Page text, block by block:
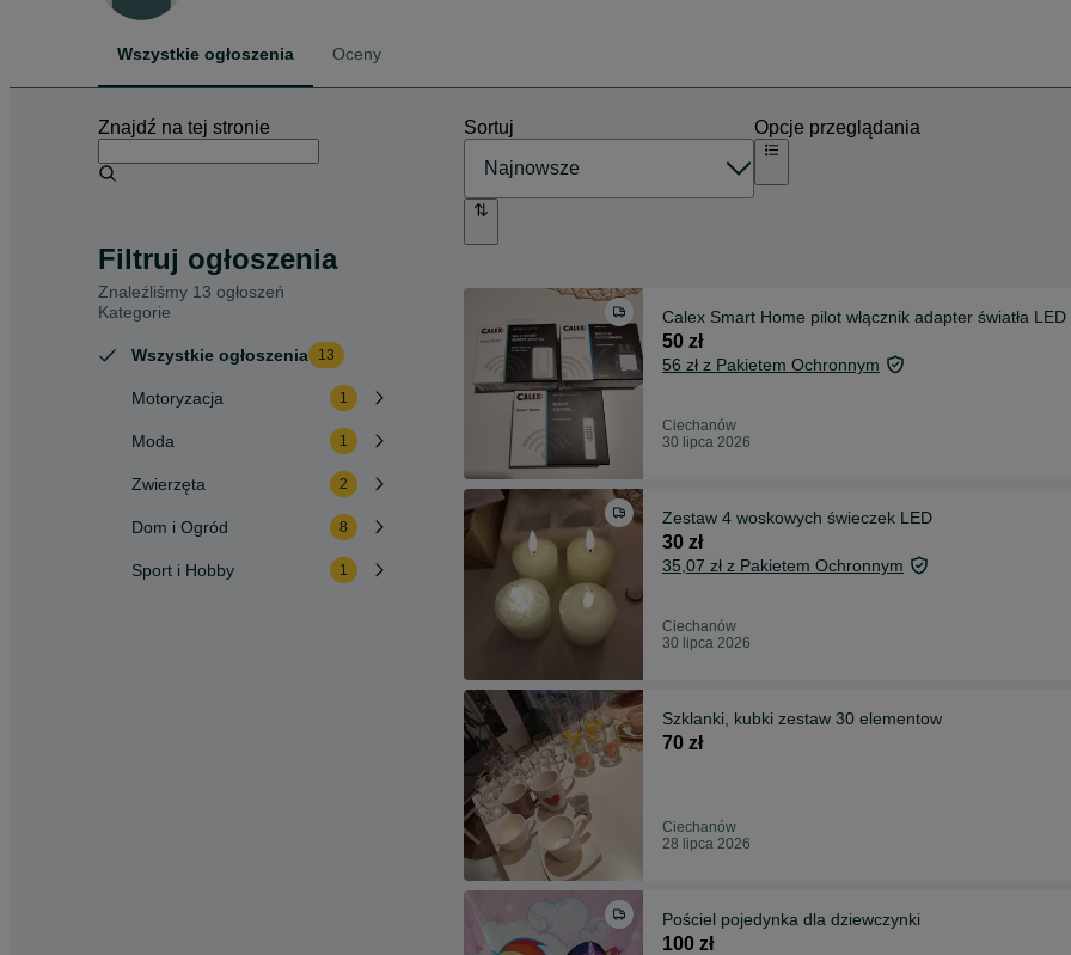
Wszystkie ogłoszenia Oceny
Znajdź na tej stronie
Filtruj ogłoszenia
Znaleźliśmy 13 ogłoszeń
Kategorie
Wszystkie ogłoszenia 13
Motoryzacja 1
Moda 1
Zwierzęta 2
Dom i Ogród 8
Sport i Hobby 1
Sortuj Opcje przeglądania
Calex Smart Home pilot włącznik adapter światła LED
50 zł
56 zł z Pakietem Ochronnym
Ciechanów
30 lipca 2026
Zestaw 4 woskowych świeczek LED
30 zł
35,07 zł z Pakietem Ochronnym
Ciechanów
30 lipca 2026
Szklanki, kubki zestaw 30 elementow
70 zł
Ciechanów
28 lipca 2026
Pościel pojedynka dla dziewczynki
100 zł